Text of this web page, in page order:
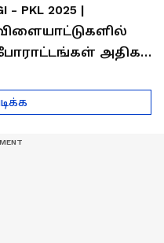
- PKL 2025 |
அதிகம்
பிரீத்தி